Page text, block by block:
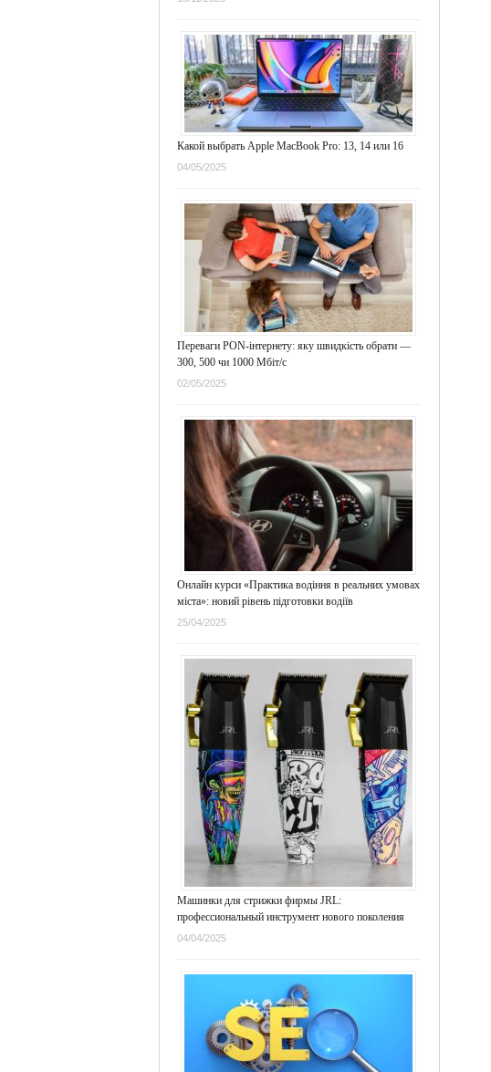
Какой выбрать Apple MacBook Pro: 13, 14 или 16
04/05/2025
Переваги PON-інтернету: яку швидкість обрати —
300, 500 чи 1000 Мбіт/с
02/05/2025
Онлайн курси «Практика водіння в реальних умовах
міста»: новий рівень підготовки водіїв
25/04/2025
Машинки для стрижки фирмы JRL:
профессиональный инструмент нового поколения
04/04/2025